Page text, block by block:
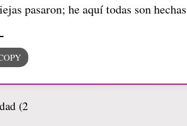
pasaron; he aquí todas son